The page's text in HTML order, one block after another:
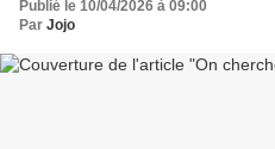
Publié le 10/04/2026 à 09:00
Par Jojo